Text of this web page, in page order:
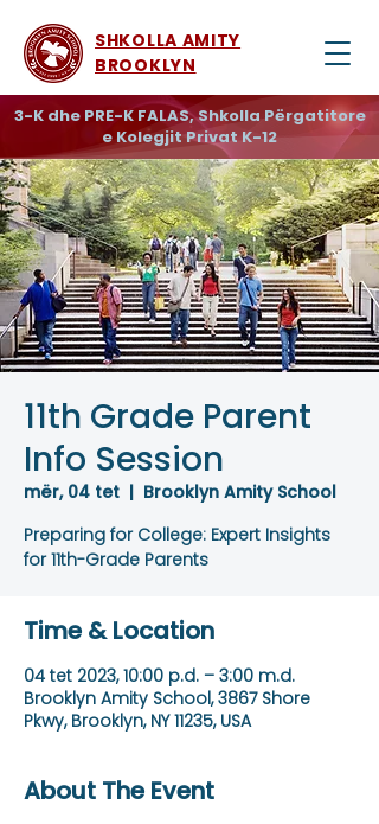
SHKOLLA AMITY
BROOKLYN
3-K dhe PRE-K FALAS, Shkolla Përgatitore
e Kolegjit Privat K-12
11th Grade Parent
Info Session
mër, 04 tet
  |
Brooklyn Amity School
Preparing for College: Expert Insights
for 11th-Grade Parents
Time & Location
04 tet 2023, 10:00 p.d. – 3:00 m.d.
Brooklyn Amity School, 3867 Shore
Pkwy, Brooklyn, NY 11235, USA
About The Event